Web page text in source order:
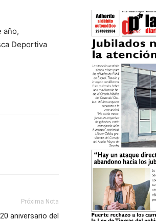
año,
Deportiva
Próxima Nota
aniversario del